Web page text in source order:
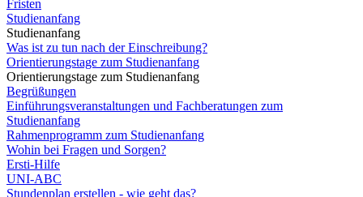
Fristen
Studienanfang
Studienanfang
Was ist zu tun nach der Einschreibung?
Orientierungstage zum Studienanfang
Orientierungstage zum Studienanfang
Begrüßungen
Einführungsveranstaltungen und Fachberatungen zum
Studienanfang
Rahmenprogramm zum Studienanfang
Wohin bei Fragen und Sorgen?
Ersti-Hilfe
UNI-ABC
Stundenplan erstellen - wie geht das?